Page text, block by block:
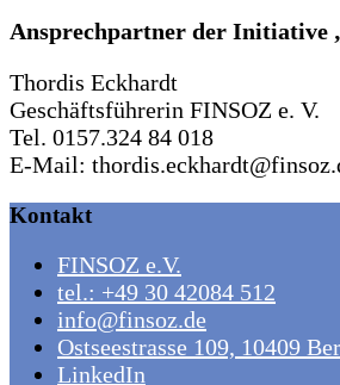
Ansprechpartner der Initiative
Thordis Eckhardt
Geschäftsführerin FINSOZ e. V.
Tel. 0157.324 84 018
E-Mail:
Kontakt
FINSOZ e.V.
tel.: +49 30 42084 512
info@finsoz.de
Ostseestrasse 109, 10409
LinkedIn